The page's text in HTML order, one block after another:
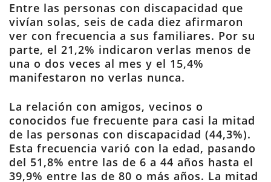
Entre las personas con discapacidad que
vivían solas, seis de cada diez afirmaron
ver con frecuencia a sus familiares. Por su
parte, el 21,2% indicaron verlas menos de
una o dos veces al mes y el 15,4%
manifestaron no verlas nunca.
La relación con amigos, vecinos o
conocidos fue frecuente para casi la mitad
de las personas con discapacidad (44,3%).
Esta frecuencia varió con la edad, pasando
del 51,8% entre las de 6 a 44 años hasta el
39,9% entre las de 80 o más años. La mitad